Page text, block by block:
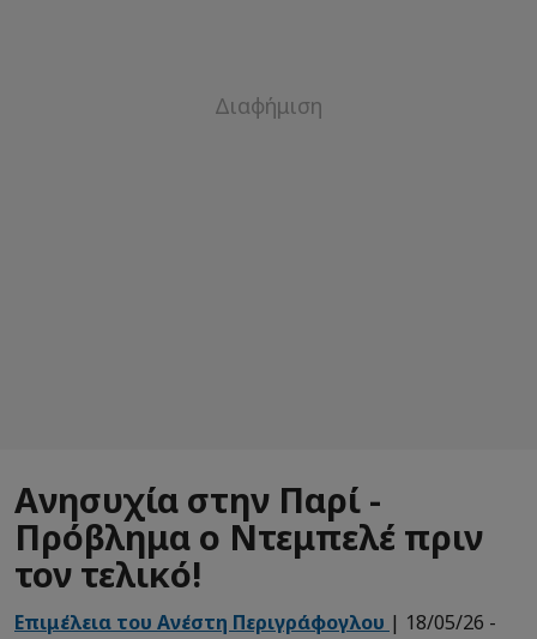
Ανησυχία στην Παρί -
Πρόβλημα ο Ντεμπελέ πριν
τον τελικό!
Επιμέλεια του Ανέστη Περιγράφογλου | 18/05/26 -